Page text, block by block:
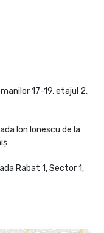
17-19, etajul 2,
Ion Ionescu de la
Rabat 1, Sector 1,